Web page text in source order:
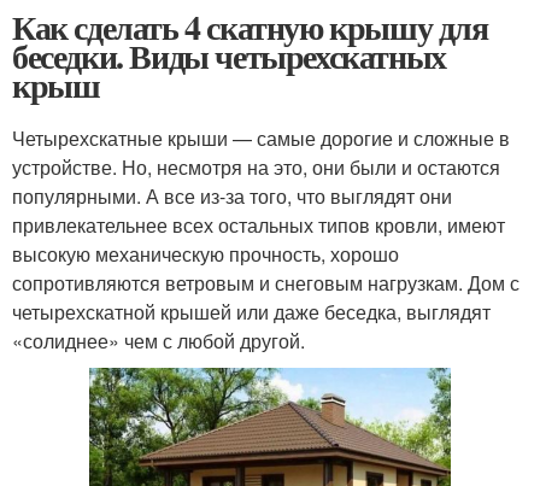
Как сделать 4 скатную крышу для
беседки. Виды четырехскатных
крыш
Четырехскатные крыши — самые дорогие и сложные в
устройстве. Но, несмотря на это, они были и остаются
популярными. А все из-за того, что выглядят они
привлекательнее всех остальных типов кровли, имеют
высокую механическую прочность, хорошо
сопротивляются ветровым и снеговым нагрузкам. Дом с
четырехскатной крышей или даже беседка, выглядят
«солиднее» чем с любой другой.